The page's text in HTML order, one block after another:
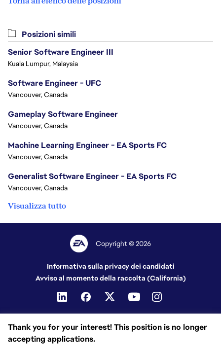
Thank you for your interest! This position is no longer
accepting applications.
Posizioni simili
Senior Software Engineer III
Kuala Lumpur, Malaysia
Software Engineer - UFC
Vancouver, Canada
Gameplay Software Engineer
Vancouver, Canada
Machine Learning Engineer - EA Sports FC
Vancouver, Canada
Generalist Software Engineer - EA Sports FC
Vancouver, Canada
Visualizza tutto
Copyright © 2026
Informativa sulla privacy dei candidati
Avviso al momento della raccolta (California)